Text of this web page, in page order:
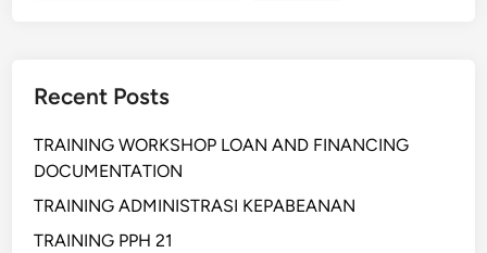
Recent Posts
TRAINING WORKSHOP LOAN AND FINANCING
DOCUMENTATION
TRAINING ADMINISTRASI KEPABEANAN
TRAINING PPH 21